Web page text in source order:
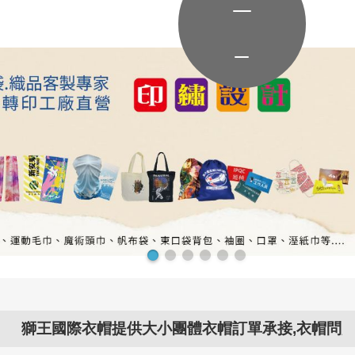
衣帽提供大小團體衣帽訂單承接,衣帽問題交給..衣